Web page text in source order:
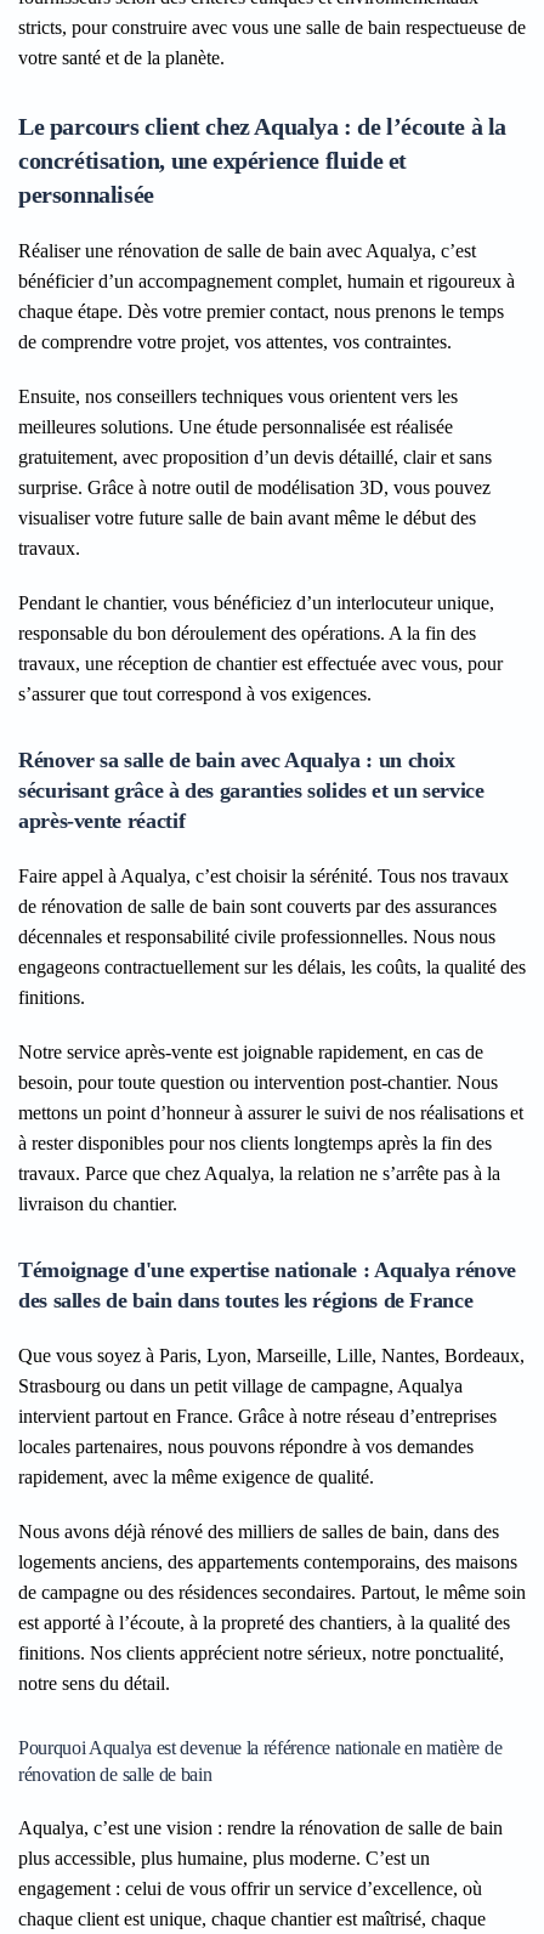
stricts, pour construire avec vous une salle de bain respectueuse de
votre santé et de la planète.
Le parcours client chez Aqualya : de l’écoute à la
concrétisation, une expérience fluide et
personnalisée
Réaliser une rénovation de salle de bain avec Aqualya, c’est
bénéficier d’un accompagnement complet, humain et rigoureux à
chaque étape. Dès votre premier contact, nous prenons le temps
de comprendre votre projet, vos attentes, vos contraintes.
Ensuite, nos conseillers techniques vous orientent vers les
meilleures solutions. Une étude personnalisée est réalisée
gratuitement, avec proposition d’un devis détaillé, clair et sans
surprise. Grâce à notre outil de modélisation 3D, vous pouvez
visualiser votre future salle de bain avant même le début des
travaux.
Pendant le chantier, vous bénéficiez d’un interlocuteur unique,
responsable du bon déroulement des opérations. A la fin des
travaux, une réception de chantier est effectuée avec vous, pour
s’assurer que tout correspond à vos exigences.
Rénover sa salle de bain avec Aqualya : un choix
sécurisant grâce à des garanties solides et un service
après-vente réactif
Faire appel à Aqualya, c’est choisir la sérénité. Tous nos travaux
de rénovation de salle de bain sont couverts par des assurances
décennales et responsabilité civile professionnelles. Nous nous
engageons contractuellement sur les délais, les coûts, la qualité des
finitions.
Notre service après-vente est joignable rapidement, en cas de
besoin, pour toute question ou intervention post-chantier. Nous
mettons un point d’honneur à assurer le suivi de nos réalisations et
à rester disponibles pour nos clients longtemps après la fin des
travaux. Parce que chez Aqualya, la relation ne s’arrête pas à la
livraison du chantier.
Témoignage d'une expertise nationale : Aqualya rénove
des salles de bain dans toutes les régions de France
Que vous soyez à Paris, Lyon, Marseille, Lille, Nantes, Bordeaux,
Strasbourg ou dans un petit village de campagne, Aqualya
intervient partout en France. Grâce à notre réseau d’entreprises
locales partenaires, nous pouvons répondre à vos demandes
rapidement, avec la même exigence de qualité.
Nous avons déjà rénové des milliers de salles de bain, dans des
logements anciens, des appartements contemporains, des maisons
de campagne ou des résidences secondaires. Partout, le même soin
est apporté à l’écoute, à la propreté des chantiers, à la qualité des
finitions. Nos clients apprécient notre sérieux, notre ponctualité,
notre sens du détail.
Pourquoi Aqualya est devenue la référence nationale en matière de
rénovation de salle de bain
Aqualya, c’est une vision : rendre la rénovation de salle de bain
plus accessible, plus humaine, plus moderne. C’est un
engagement : celui de vous offrir un service d’excellence, où
chaque client est unique, chaque chantier est maîtrisé, chaque